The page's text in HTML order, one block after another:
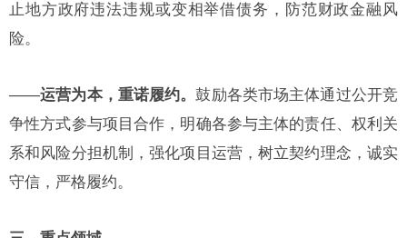
止地方政府违法违规或变相举借债务，防范财政金融风
险。
——运营为本，重诺履约。鼓励各类市场主体通过公开竞
争性方式参与项目合作，明确各参与主体的责任、权利关
系和风险分担机制，强化项目运营，树立契约理念，诚实
守信，严格履约。